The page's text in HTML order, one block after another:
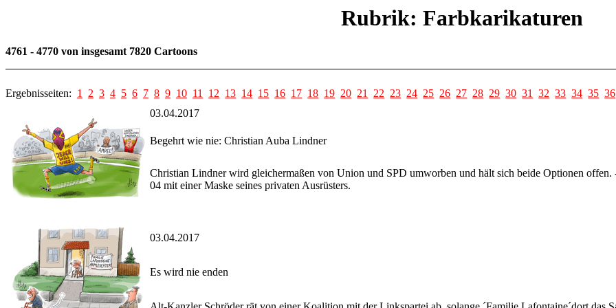
Rubrik: Farbkarikaturen
4761 - 4770 von insgesamt 7820 Cartoons
Ergebnisseiten: 1 2 3 4 5 6 7 8 9 10 11 12 13 14 15 16 17 18 19 20 21 22 23 24 25 26 27 28 29 30 31 32 33 34 35 36
03.04.2017
Begehrt wie nie: Christian Auba Lindner
Christian Lindner wird gleichermaßen von Union und SPD umworben und hält sich beide Optionen
04 mit einer Maske seines privaten Ausrüsters.
03.04.2017
Es wird nie enden